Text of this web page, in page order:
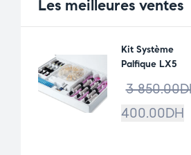
Les meilleures ventes
Kit Système
Palfique LX5
3 850.00
400.00DH